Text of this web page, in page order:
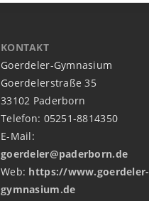
KONTAKT
Goerdeler-Gymnasium
Goerdelerstraße 35
33102 Paderborn
Telefon: 05251-8814350
E-Mail:
goerdeler@paderborn.de
Web: https://www.goerdeler-
gymnasium.de